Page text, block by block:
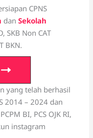
CPNS
danSekolah
SKB Non CAT
BKN.
yang telah berhasil
2014 – 2024 dan
BI, PCS OJK RI,
instagram